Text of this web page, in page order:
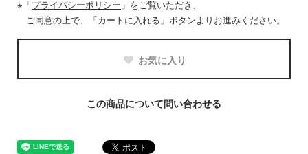
※「 プライバシーポリシー 」をご覧いただき、
ご同意の上で、「カートに入れる」ボタンよりお進みください。
お気に入り
この商品について問い合わせる